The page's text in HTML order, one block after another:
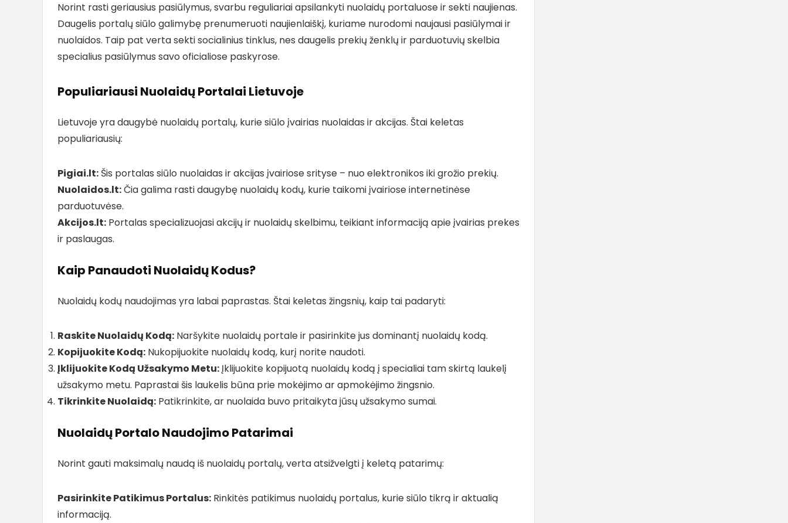
Norint rasti geriausius pasiūlymus, svarbu reguliariai apsilankyti nuolaidų portaluose ir sekti naujienas.
Daugelis portalų siūlo galimybę prenumeruoti naujienlaiškį, kuriame nurodomi naujausi pasiūlymai ir
nuolaidos. Taip pat verta sekti socialinius tinklus, nes daugelis prekių ženklų ir parduotuvių skelbia
specialius pasiūlymus savo oficialiose paskyrose.
Populiariausi Nuolaidų Portalai Lietuvoje
Lietuvoje yra daugybė nuolaidų portalų, kurie siūlo įvairias nuolaidas ir akcijas. Štai keletas
populiariausių:
Pigiai.lt: Šis portalas siūlo nuolaidas ir akcijas įvairiose srityse – nuo elektronikos iki grožio prekių.
Nuolaidos.lt:Čia galima rasti daugybę nuolaidų kodų, kurie taikomi įvairiose internetinėse
parduotuvėse.
Akcijos.lt: Portalas specializuojasi akcijų ir nuolaidų skelbimu, teikiant informaciją apie įvairias prekes
ir paslaugas.
Kaip Panaudoti Nuolaidų Kodus?
Nuolaidų kodų naudojimas yra labai paprastas. Štai keletas žingsnių, kaip tai padaryti:
Raskite Nuolaidų Kodą: Naršykite nuolaidų portale ir pasirinkite jus dominantį nuolaidų kodą.
Kopijuokite Kodą: Nukopijuokite nuolaidų kodą, kurį norite naudoti.
Įklijuokite Kodą Užsakymo Metu: Įklijuokite kopijuotą nuolaidų kodą į specialiai tam skirtą laukelį
užsakymo metu. Paprastai šis laukelis būna prie mokėjimo ar apmokėjimo žingsnio.
Tikrinkite Nuolaidą: Patikrinkite, ar nuolaida buvo pritaikyta jūsų užsakymo sumai.
Nuolaidų Portalo Naudojimo Patarimai
Norint gauti maksimalų naudą iš nuolaidų portalų, verta atsižvelgti į keletą patarimų:
Pasirinkite Patikimus Portalus: Rinkitės patikimus nuolaidų portalus, kurie siūlo tikrą ir aktualią
informaciją.